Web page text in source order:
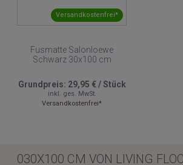
Versandkostenfrei*
Fusmatte Salonloewe
Schwarz 30x100 cm
Grundpreis: 29,95 €/Stück
inkl. ges. MwSt.
Versandkostenfrei*
030X100 CM VON LIVING